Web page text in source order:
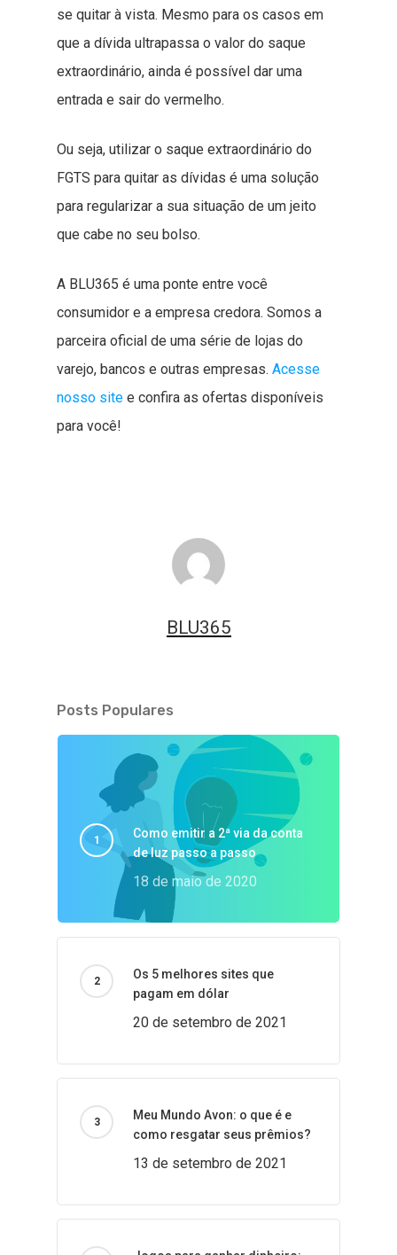
se quitar à vista. Mesmo para os casos em
que a dívida ultrapassa o valor do saque
extraordinário, ainda é possível dar uma
entrada e sair do vermelho.
Ou seja, utilizar o saque extraordinário do
FGTS para quitar as dívidas é uma solução
para regularizar a sua situação de um jeito
que cabe no seu bolso.
A BLU365 é uma ponte entre você
consumidor e a empresa credora. Somos a
parceira oficial de uma série de lojas do
varejo, bancos e outras empresas. Acesse
nosso site e confira as ofertas disponíveis
para você!
BLU365
Posts Populares
Como emitir a 2ª via da conta
de luz passo a passo
18 de maio de 2020
Os 5 melhores sites que
pagam em dólar
20 de setembro de 2021
Meu Mundo Avon: o que é e
como resgatar seus prêmios?
13 de setembro de 2021